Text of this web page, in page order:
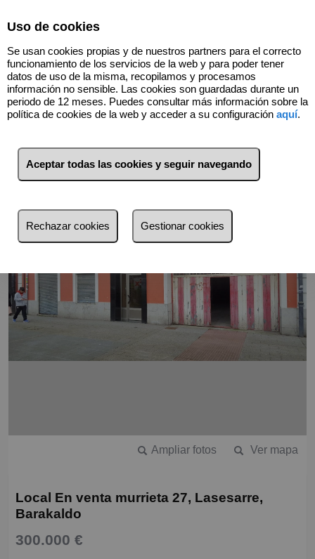
Volver
Ver mapa
Ampliar fotos
Local En venta murrieta 27, Lasesarre,
Barakaldo
300.000 €
Uso de cookies
Se usan cookies propias y de nuestros partners para el correcto
funcionamiento de los servicios de la web y para poder tener
datos de uso de la misma, recopilamos y procesamos
información no sensible. Las cookies son guardadas durante un
periodo de 12 meses. Puedes consultar más información sobre la
política de cookies de la web y acceder a su configuración aquí.
Aceptar todas las cookies y seguir navegando
Rechazar cookies Gestionar cookies